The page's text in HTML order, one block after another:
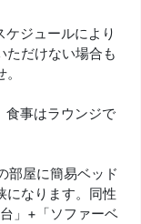
ジュールにより
ただけない場合も
事はラウンジで
部屋に簡易ベッド
になります。同性
」+「ソファーベ